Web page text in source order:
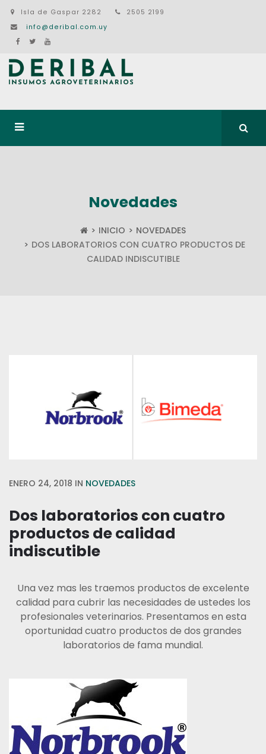
Isla de Gaspar 2282
2505 2199
info@deribal.com.uy
Novedades
INICIO
NOVEDADES
DOS LABORATORIOS CON CUATRO PRODUCTOS DE
CALIDAD INDISCUTIBLE
ENERO 24, 2018 IN NOVEDADES
Dos laboratorios con cuatro
productos de calidad
indiscutible
Una vez mas les traemos productos de excelente
calidad para cubrir las necesidades de ustedes los
profesionales veterinarios. Presentamos en esta
oportunidad cuatro productos de dos grandes
laboratorios de fama mundial.